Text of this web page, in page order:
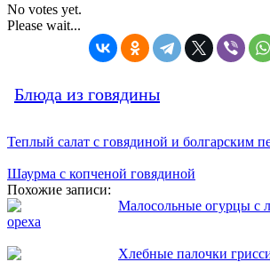
No votes yet.
Please wait...
Блюда из говядины
Теплый салат с говядиной и болгарским
Шаурма с копченой говядиной
Похожие записи:
Малосольные огурцы с
ореха
Хлебные палочки